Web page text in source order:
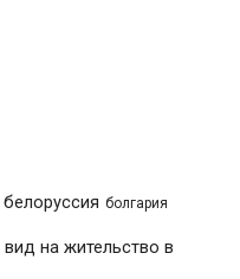
белоруссия болгария
вид на жительство в